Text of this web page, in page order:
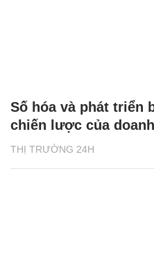
THỊ TRƯỜNG 24H
Số hóa và phát triển
chiến lược của